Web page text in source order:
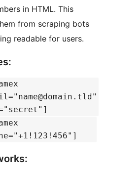
in HTML. This
from scraping bots
readable for users.